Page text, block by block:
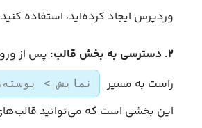
وردپرس ایجاد کرده‌اید، استفاده
۲. دسترسی به بخش قالب:
پس از
راست به مسیر
نمایش >
این بخشی است که می‌توانید